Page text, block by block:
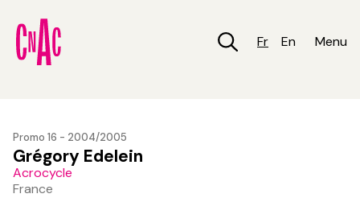
contenu
principal
Fr En Menu
Promo 16 - 2004/2005
Grégory Edelein
Acrocycle
France